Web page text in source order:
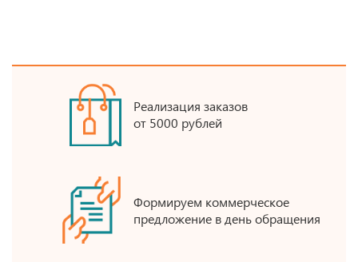
Реализация заказов
от 5000 рублей
Формируем коммерческое
предложение в день обращения